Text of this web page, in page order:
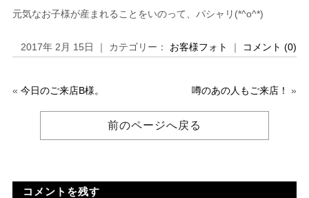
元気なお子様が産まれることをいのって、パシャリ(*^o^*)
2017年 2月 15日 ｜ カテゴリー： お客様フォト ｜ コメント (0)
« 今日のご来店B様。 噂のあの人もご来店！ »
前のページへ戻る
コメントを残す